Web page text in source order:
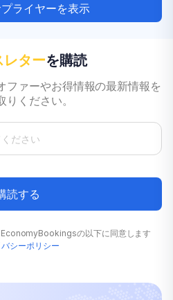
ライヤーを表示
レターを購読
ファーやお得情報の最新情報を
りください。
読する
の以下に同意します
シーポリシー